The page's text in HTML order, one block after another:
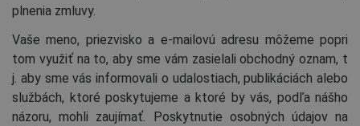
plnenia zmluvy.
Vaše meno, priezvisko a e-mailovú adresu môžeme popri
tom využiť na to, aby sme vám zasielali obchodný oznam, t
j. aby sme vás informovali o udalostiach, publikáciách alebo
službách, ktoré poskytujeme a ktoré by vás, podľa nášho
názoru, mohli zaujímať. Poskytnutie osobných údajov na